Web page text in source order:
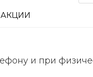
АКЦИИ
и при